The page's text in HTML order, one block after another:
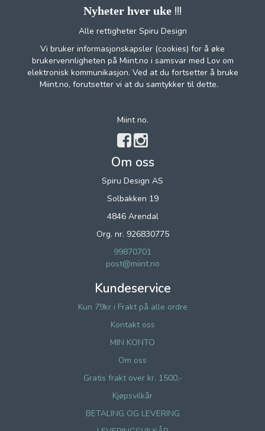
Nyheter hver uke !!!
Alle rettigheter Spiru Design
Vi bruker informasjonskapsler (cookies) for å øke
brukervennligheten på Miint.no i samsvar med Lov om
elektronisk kommunikasjon. Ved at du fortsetter å bruke
Miint.no, forutsetter vi at du samtykker til dette.
Miint no.
Om oss
Spiru Design AS
Solbakken 19
4846 Arendal
Org. nr. 926830775
99870701
post@miint.no
Kundeservice
Kun 79kr i Frakt på alle ordre
Kontakt oss
MIN KONTO
Om oss
Gratis frakt over kr. 1500,-
Kjøpsvilkår
BETALING OG LEVERING